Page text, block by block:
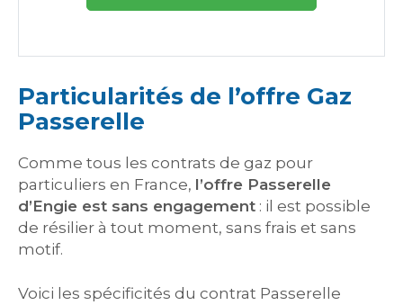
Particularités de l’offre Gaz
Passerelle
Comme tous les contrats de gaz pour
particuliers en France, l’offre Passerelle
d’Engie est sans engagement : il est possible
de résilier à tout moment, sans frais et sans
motif.
Voici les spécificités du contrat Passerelle